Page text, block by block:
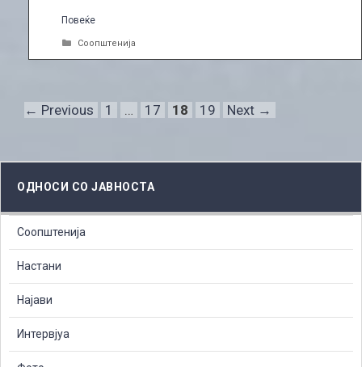
Повеќе
Categories
Соопштенија
← Previous Page
1 … Page
17 Page
18 Page
19 Next →
ОДНОСИ СО ЈАВНОСТА
Соопштенија
Настани
Најави
Интервјуа